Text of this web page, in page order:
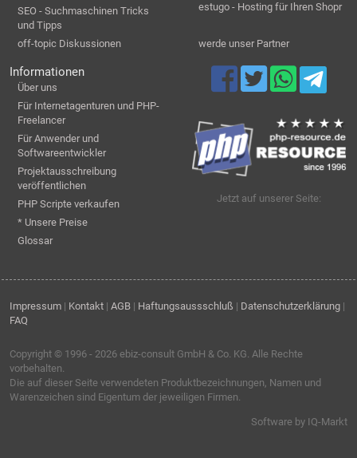
SEO - Suchmaschinen Tricks
und Tipps
off-topic Diskussionen
estugo - Hosting für Ihren Shopr
werde unser Partner
Informationen
Über uns
Für Internetagenturen und PHP-
Freelancer
Für Anwender und
Softwareentwickler
Projektausschreibung
veröffentlichen
PHP Scripte verkaufen
* Unsere Preise
Glossar
Jetzt auf unserer Seite:
Impressum | Kontakt | AGB | Haftungsaussschluß | Datenschutzerklärung |
FAQ
Copyright © 1996 - 2026 ebiz-consult GmbH & Co. KG. Alle Rechte
vorbehalten.
Die auf dieser Seite verwendeten Produktbezeichnungen, Namen und
Warenzeichen sind Eigentum der jeweiligen Firmen.
Software by IQ-Markt